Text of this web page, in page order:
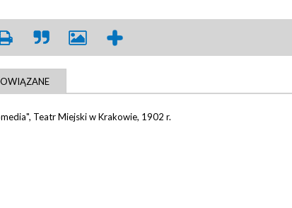
Teatr Miejski w Krakowie, 1902 r.